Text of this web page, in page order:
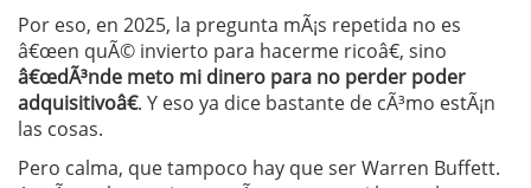
Por eso, en 2025, la pregunta mÃ¡s repetida no es
â€œen quÃ© invierto para hacerme ricoâ€, sino
â€œdÃ³nde meto mi dinero para no perder poder
adquisitivoâ€. Y eso ya dice bastante de cÃ³mo estÃ¡n
las cosas.
Pero calma, que tampoco hay que ser Warren Buffett.